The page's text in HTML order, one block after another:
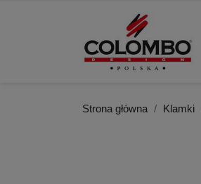
Strona główna Klamki